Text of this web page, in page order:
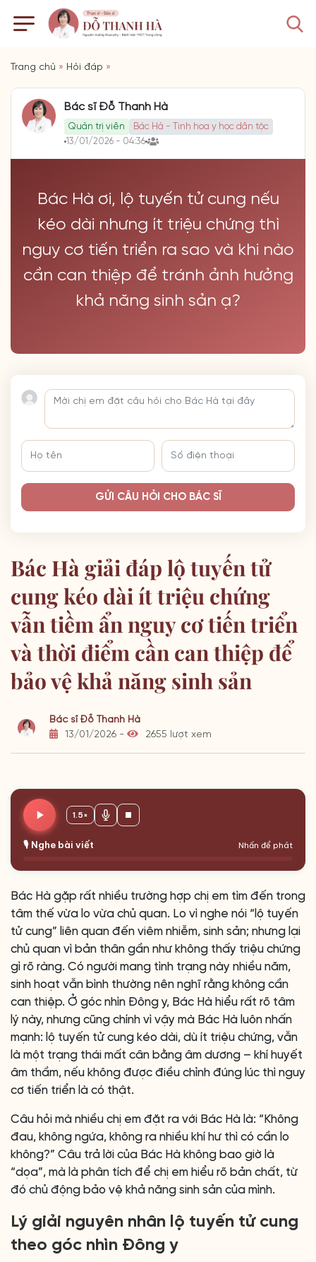
Trang chủ » Hỏi đáp »
Bác sĩ Đỗ Thanh Hà
Quản trị viên
Bác Hà - Tinh hoa y học dân tộc
13/01/2026 - 04:36
Bác Hà ơi, lộ tuyến tử cung nếu
kéo dài nhưng ít triệu chứng thì
nguy cơ tiến triển ra sao và khi nào
cần can thiệp để tránh ảnh hưởng
khả năng sinh sản ạ?
GỬI CÂU HỎI CHO BÁC SĨ
Bác Hà giải đáp lộ tuyến tử
cung kéo dài ít triệu chứng
vẫn tiềm ẩn nguy cơ tiến triển
và thời điểm cần can thiệp để
bảo vệ khả năng sinh sản
Bác sĩ Đỗ Thanh Hà
13/01/2026 -
2655 lượt xem
🎙️ Nghe bài viết Nhấn để phát
1.5×
Bác Hà gặp rất nhiều trường hợp chị em tìm đến trong
tâm thế vừa lo vừa chủ quan. Lo vì nghe nói “lộ tuyến
tử cung” liên quan đến viêm nhiễm, sinh sản; nhưng lại
chủ quan vì bản thân gần như không thấy triệu chứng
gì rõ ràng. Có người mang tình trạng này nhiều năm,
sinh hoạt vẫn bình thường nên nghĩ rằng không cần
can thiệp. Ở góc nhìn Đông y, Bác Hà hiểu rất rõ tâm
lý này, nhưng cũng chính vì vậy mà Bác Hà luôn nhấn
mạnh: lộ tuyến tử cung kéo dài, dù ít triệu chứng, vẫn
là một trạng thái mất cân bằng âm dương – khí huyết
âm thầm, nếu không được điều chỉnh đúng lúc thì nguy
cơ tiến triển là có thật.
Câu hỏi mà nhiều chị em đặt ra với Bác Hà là: “Không
đau, không ngứa, không ra nhiều khí hư thì có cần lo
không?” Câu trả lời của Bác Hà không bao giờ là
“dọa”, mà là phân tích để chị em hiểu rõ bản chất, từ
đó chủ động bảo vệ khả năng sinh sản của mình.
Lý giải nguyên nhân lộ tuyến tử cung
theo góc nhìn Đông y